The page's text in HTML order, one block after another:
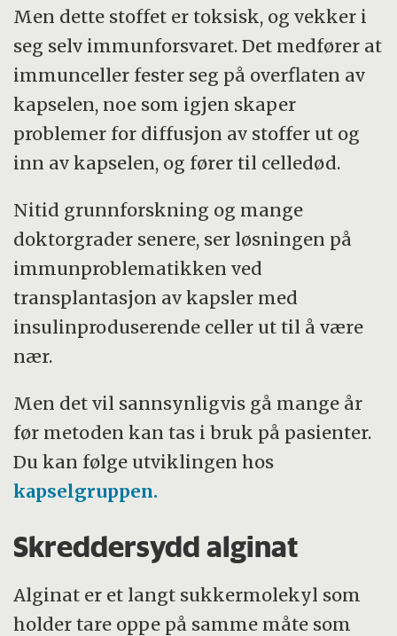
Men dette stoffet er toksisk, og vekker i
seg selv immunforsvaret. Det medfører at
immunceller fester seg på overflaten av
kapselen, noe som igjen skaper
problemer for diffusjon av stoffer ut og
inn av kapselen, og fører til celledød.
Nitid grunnforskning og mange
doktorgrader senere, ser løsningen på
immunproblematikken ved
transplantasjon av kapsler med
insulinproduserende celler ut til å være
nær.
Men det vil sannsynligvis gå mange år
før metoden kan tas i bruk på pasienter.
Du kan følge utviklingen hos
kapselgruppen.
Skreddersydd alginat
Alginat er et langt sukkermolekyl som
holder tare oppe på samme måte som